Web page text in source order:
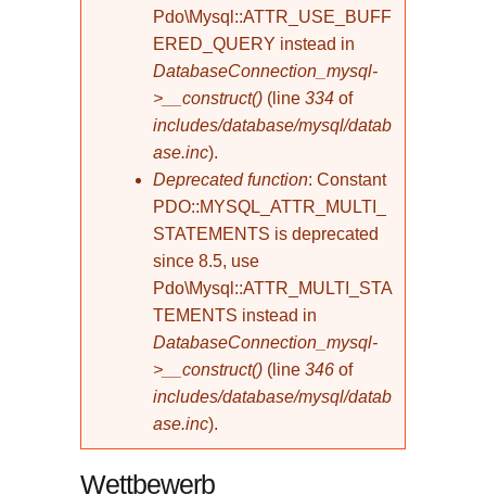
Pdo\Mysql::ATTR_USE_BUFF
ERED_QUERY instead in
DatabaseConnection_mysql-
>__construct() (line 334 of
includes/database/mysql/datab
ase.inc).
Deprecated function: Constant
PDO::MYSQL_ATTR_MULTI_
STATEMENTS is deprecated
since 8.5, use
Pdo\Mysql::ATTR_MULTI_STA
TEMENTS instead in
DatabaseConnection_mysql-
>__construct() (line 346 of
includes/database/mysql/datab
ase.inc).
Wettbewerb